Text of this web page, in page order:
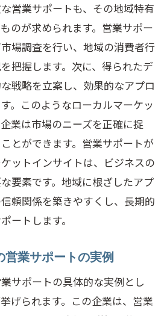
グとアップセリングのテク
業チームの育成
と連携したマーケティング
営業サポートも、その地域特有
のが求められます。営業サポー
場調査を行い、地域の消費者行
把握します。次に、得られたデ
戦略を立案し、効果的なアプロ
。このようなローカルマーケッ
業は市場のニーズを正確に捉
とができます。営業サポートが
ットインサイトは、ビジネスの
要素です。地域に根ざしたアプ
頼関係を築きやすくし、長期的
ートします。
営業サポートの実例
サポートの具体的な実例とし
げられます。この企業は、営業